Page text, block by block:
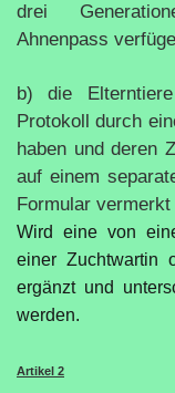
drei
Ahnenpass
b) die
Protokoll durch
haben und deren
auf einem
Formular
Wird eine von
einer Zuchtwartin
ergänzt und
werden.
Artikel 2